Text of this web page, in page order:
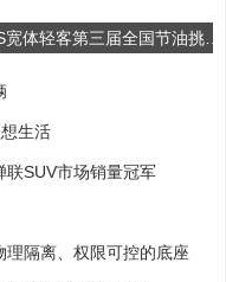
生活
联SUV市场销量冠军
理隔离、权限可控的底座